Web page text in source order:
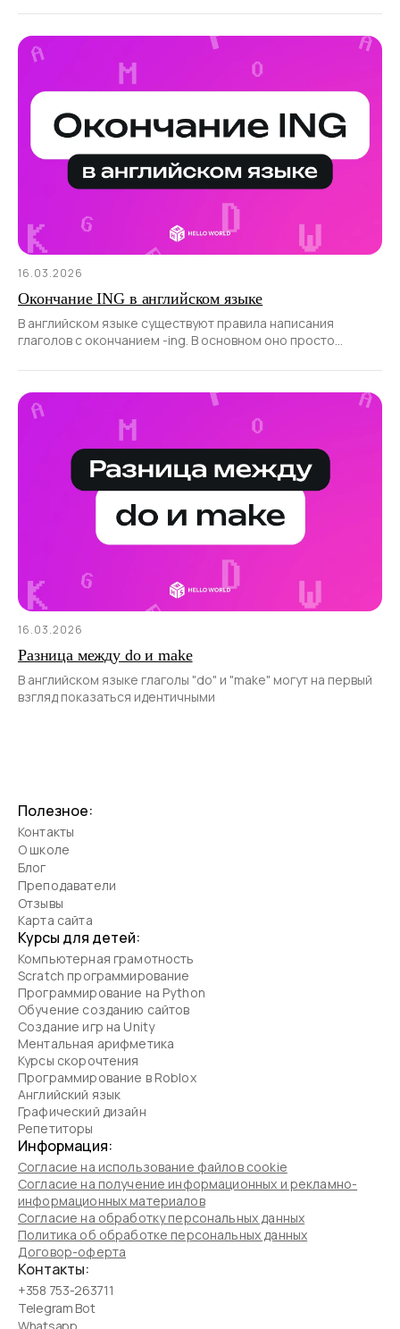
16.03.2026
Окончание ING в английском языке
В английском языке существуют правила написания
глаголов с окончанием -ing. В основном оно просто
16.03.2026
Разница между do и make
В английском языке глаголы "do" и "make" могут на первый
взгляд показаться идентичными
Полезное:
Контакты
О школе
Блог
Преподаватели
Отзывы
Карта сайта
Курсы для детей:
Компьютерная грамотность
Scratch программирование
Программирование на Python
Обучение созданию сайтов
Создание игр на Unity
Ментальная арифметика
Курсы скорочтения
Программирование в Roblox
Английский язык
Графический дизайн
Репетиторы
Информация:
Согласие на использование файлов cookie
Согласие на получение информационных и рекламно-
информационных материалов
Согласие на обработку персональных данных
Политика об обработке персональных данных
Договор-оферта
Контакты:
+358 753-263711
Telegram Bot